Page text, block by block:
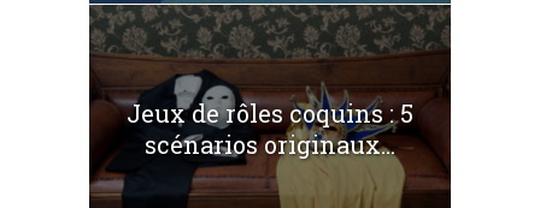
Jeux de rôles coquins : 5
scénarios originaux...